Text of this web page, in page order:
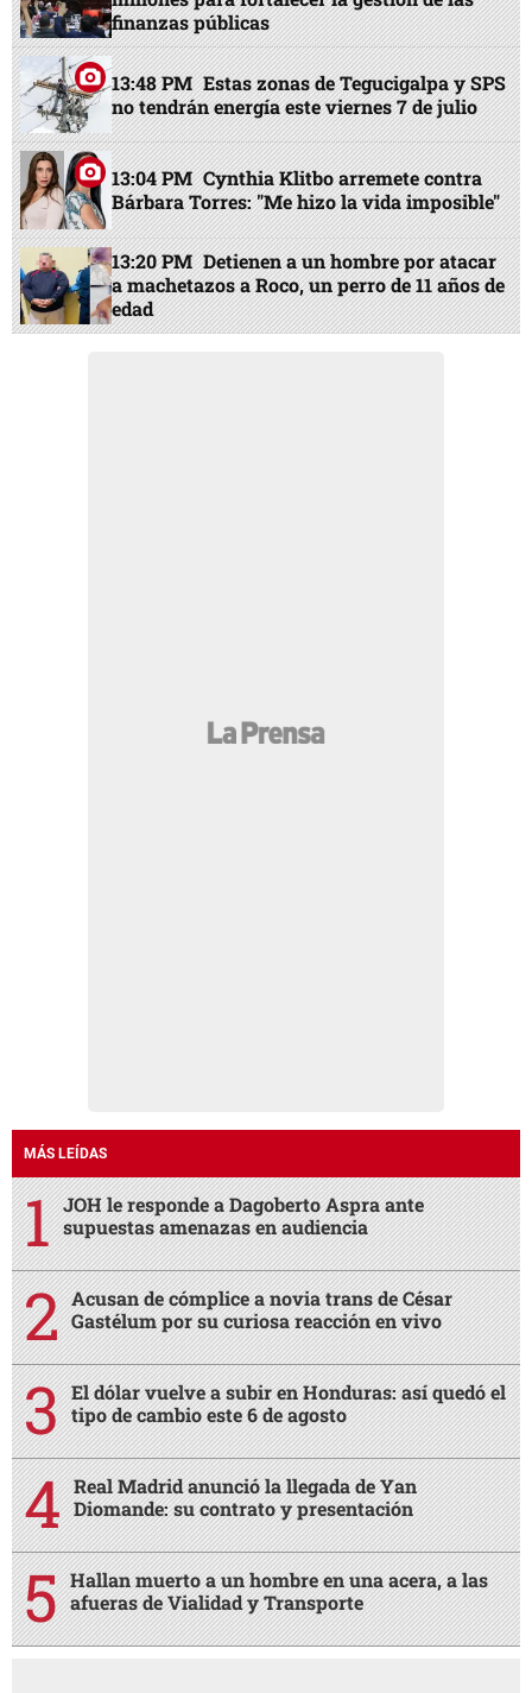
finanzas públicas
13:48 PM Estas zonas de Tegucigalpa y SPS
no tendrán energía este viernes 7 de julio
13:04 PM Cynthia Klitbo arremete contra
Bárbara Torres: "Me hizo la vida imposible"
13:20 PM Detienen a un hombre por atacar
a machetazos a Roco, un perro de 11 años de
edad
MÁS LEÍDAS
JOH le responde a Dagoberto Aspra ante
supuestas amenazas en audiencia
Acusan de cómplice a novia trans de César
Gastélum por su curiosa reacción en vivo
El dólar vuelve a subir en Honduras: así quedó el
tipo de cambio este 6 de agosto
Real Madrid anunció la llegada de Yan
Diomande: su contrato y presentación
Hallan muerto a un hombre en una acera, a las
afueras de Vialidad y Transporte